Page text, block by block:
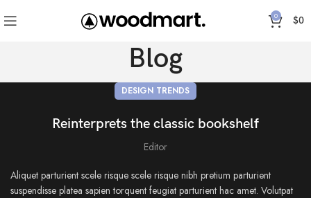
0 $0
Blog
DESIGN TRENDS
Reinterprets the classic bookshelf
Editor
Aliquet parturient scele risque scele risque nibh pretium parturient
suspendisse platea sapien torquent feugiat parturient hac amet. Volutpat